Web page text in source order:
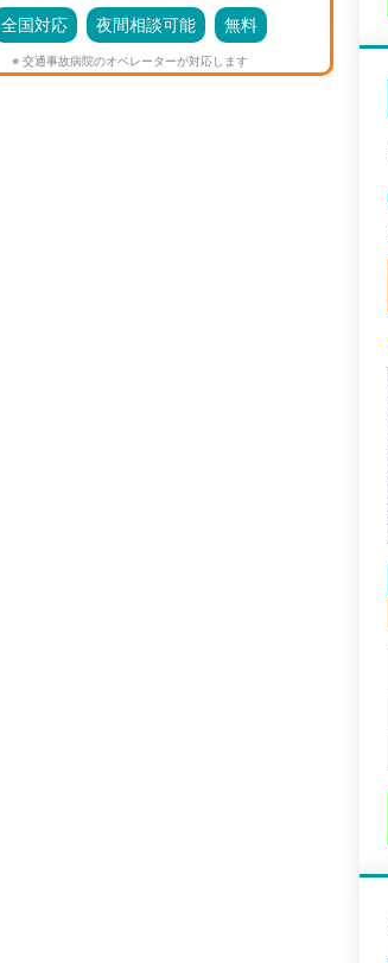
全国対応 夜間相談可能 無料
※ 交通事故病院のオペレーターが対応します